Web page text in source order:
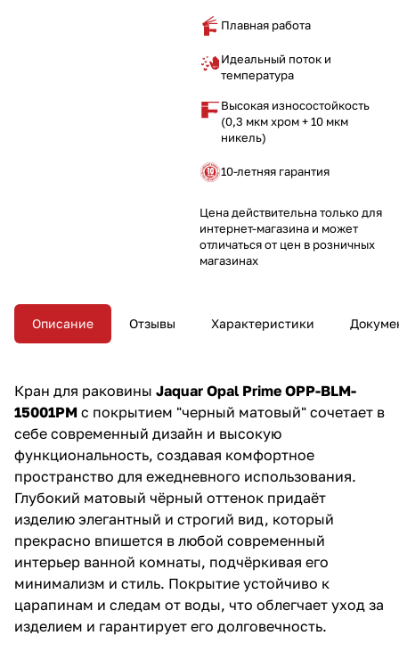
Плавная работа
Идеальный поток и
температура
Высокая износостойкость
(0,3 мкм хром + 10 мкм
никель)
10-летняя гарантия
Цена действительна только для
интернет-магазина и может
отличаться от цен в розничных
магазинах
Описание Отзывы Характеристики
Кран для раковины Jaquar Opal Prime OPP-BLM-
15001PM с покрытием "черный матовый" сочетает в
себе современный дизайн и высокую
функциональность, создавая комфортное
пространство для ежедневного использования.
Глубокий матовый чёрный оттенок придаёт
изделию элегантный и строгий вид, который
прекрасно впишется в любой современный
интерьер ванной комнаты, подчёркивая его
минимализм и стиль. Покрытие устойчиво к
царапинам и следам от воды, что облегчает уход за
изделием и гарантирует его долговечность.